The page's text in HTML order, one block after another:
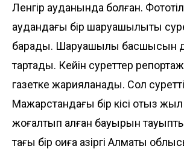
Ленгір ауданында болған.
аудандағы бір шаруашылықты
барады. Шаруа­шылық басшысын
тартады. Кейін суреттер
газетке жарияланады. Сол
Мажарстандағы бір кісі отыз
жоғалтып алған бауырын
тағы бір оқиға қазіргі Алматы